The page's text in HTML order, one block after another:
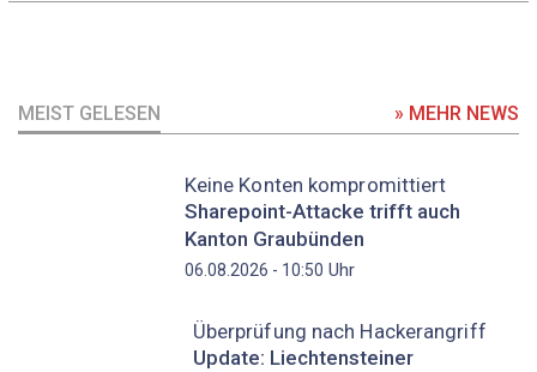
MEIST GELESEN » MEHR NEWS
Keine Konten kompromittiert
Sharepoint-Attacke trifft auch
Kanton Graubünden
06.08.2026 - 10:50 Uhr
Überprüfung nach Hackerangriff
Update: Liechtensteiner